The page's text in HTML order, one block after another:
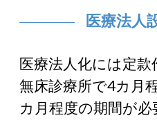
医療法人
医療法人化には定款
無床診療所で4カ月
カ月程度の期間が必